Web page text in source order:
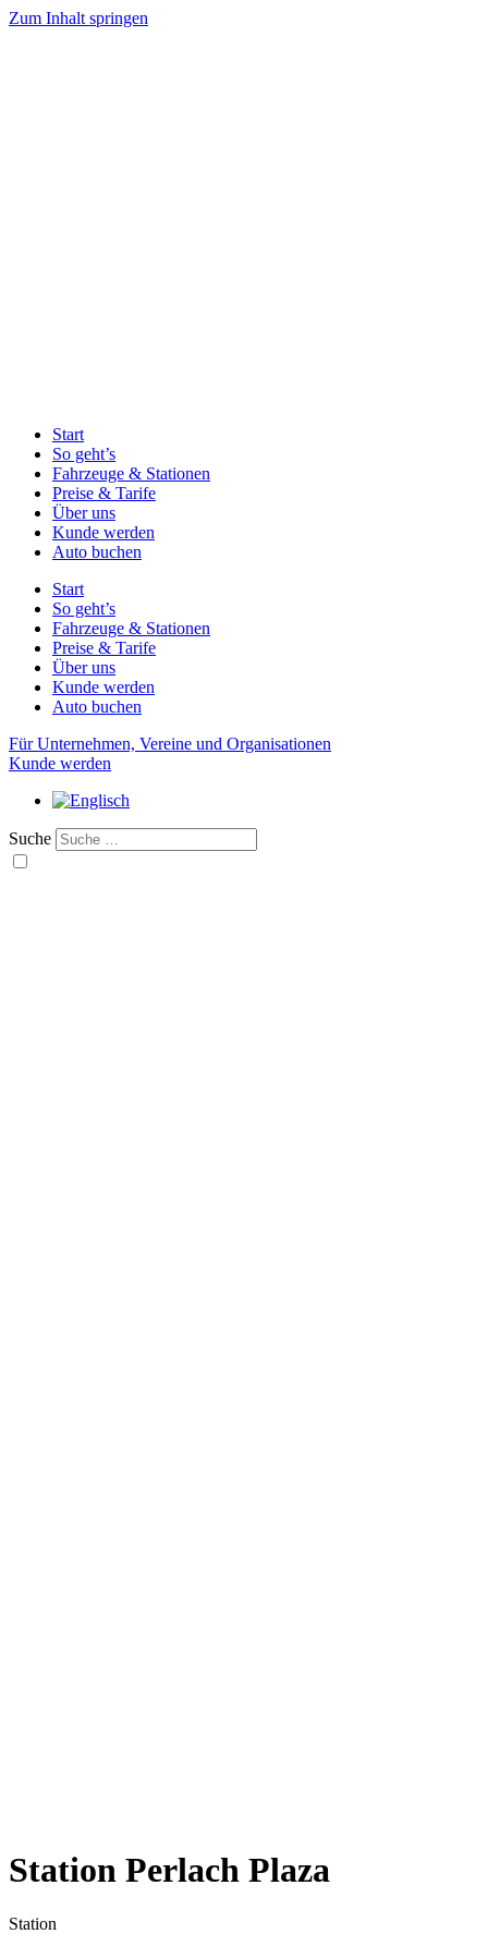
Zum Inhalt springen
Start
So geht’s
Fahrzeuge & Stationen
Preise & Tarife
Über uns
Kunde werden
Auto buchen
Start
So geht’s
Fahrzeuge & Stationen
Preise & Tarife
Über uns
Kunde werden
Auto buchen
Für Unternehmen, Vereine und Organisationen
Kunde werden
Suche
Station Perlach Plaza
Station